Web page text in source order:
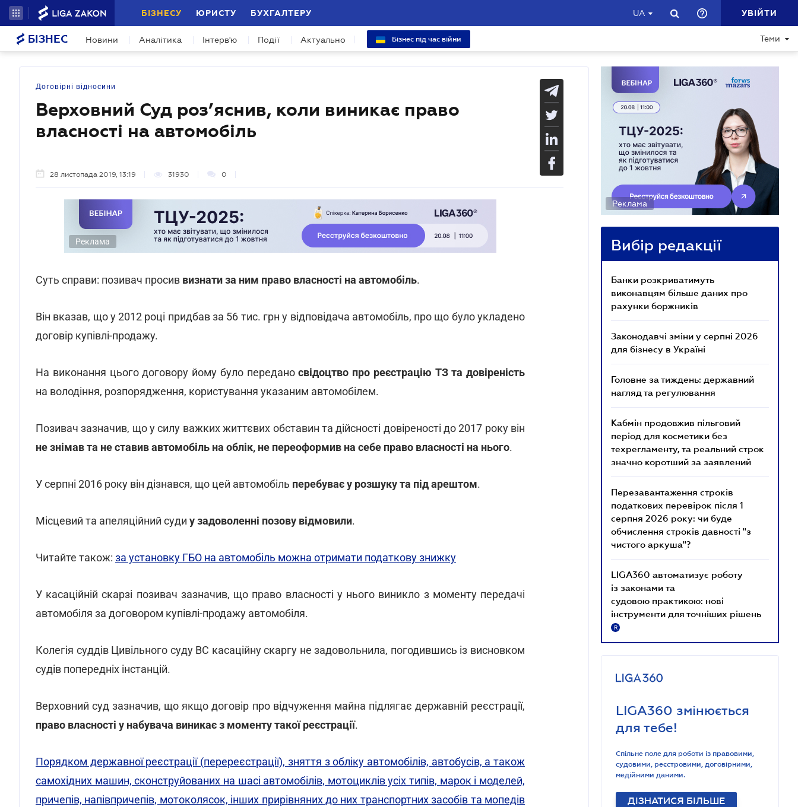
БІЗНЕСУ ЮРИСТУ БУХГАЛТЕРУ UA УВІЙТИ
БІЗНЕС Новини Аналітика Інтерв'ю Події Актуально Бізнес під час війни Теми
Договірні відносини
Верховний Суд роз’яснив, коли виникає право
власності на автомобіль
28 листопада 2019, 13:19 31930 0
Реклама
Суть справи: позивач просив визнати за ним право власності на автомобіль.
Він вказав, що у 2012 році придбав за 56 тис. грн у відповідача автомобіль, про що було укладено
договір купівлі-продажу.
На виконання цього договору йому було переданосвідоцтво про реєстрацію ТЗ та довіреність
на володіння, розпорядження, користування указаним автомобілем.
Позивач зазначив, що у силу важких життєвих обставин та дійсності довіреності до 2017 року він
не знімав та не ставив автомобіль на облік, не переоформив на себе право власності на нього.
У серпні 2016 року він дізнався, що цей автомобіль перебуває у розшуку та під арештом.
Місцевий та апеляційний суди у задоволенні позову відмовили.
Читайте також: за установку ГБО на автомобіль можна отримати податкову знижку
У касаційній скарзі позивач зазначив, що право власності у нього виникло з моменту передачі
автомобіля за договором купівлі-продажу автомобіля.
Колегія суддів Цивільного суду ВС касаційну скаргу не задовольнила, погодившись із висновком
судів попередніх інстанцій.
Верховний суд зазначив, що якщо договір про відчуження майна підлягає державній реєстрації,
право власності у набувача виникає з моменту такої реєстрації.
Порядком державної реєстрації (перереєстрації), зняття з обліку автомобілів, автобусів, а також
самохідних машин, сконструйованих на шасі автомобілів, мотоциклів усіх типів, марок і моделей,
причепів, напівпричепів, мотоколясок, інших прирівняних до них транспортних засобів та мопедів
Реклама
Вибір редакції
Банки розкриватимуть
виконавцям більше даних про
рахунки боржників
Законодавчі зміни у серпні 2026
для бізнесу в Україні
Головне за тиждень: державний
нагляд та регулювання
Кабмін продовжив пільговий
період для косметики без
техрегламенту, та реальний строк
значно коротший за заявлений
Перезавантаження строків
податкових перевірок після 1
серпня 2026 року: чи буде
обчислення строків давності "з
чистого аркуша"?
LIGA360 автоматизує роботу
із законами та
судовою практикою: нові
інструменти для точніших рішень
R
LIGA360 змінюється
для тебе!
Спільне поле для роботи із правовими,
судовими, реєстровими, договірними,
медійними даними.
ДІЗНАТИСЯ БІЛЬШЕ